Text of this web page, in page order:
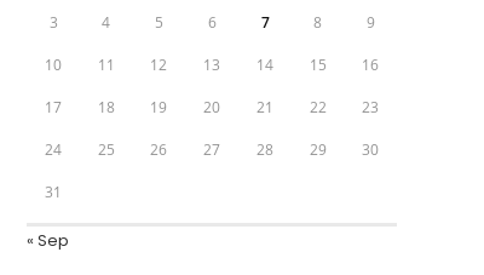
3 4 5 6 7 8 9
10 11 12 13 14 15 16
17 18 19 20 21 22 23
24 25 26 27 28 29 30
31
« Sep